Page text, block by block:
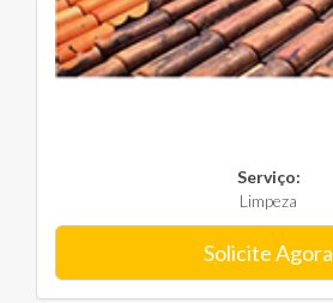
Serviço:
Limpeza
Solicite Agora